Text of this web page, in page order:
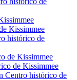
Kissimmee
histórico de
de Kissimmee
de Kissimmee
Centro histórico de